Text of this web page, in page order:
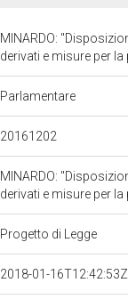
MINARDO:
derivati e misure per
Parlamentare
20161202
MINARDO:
derivati e misure per
Progetto di Legge
2018-01-16T12:42:53Z